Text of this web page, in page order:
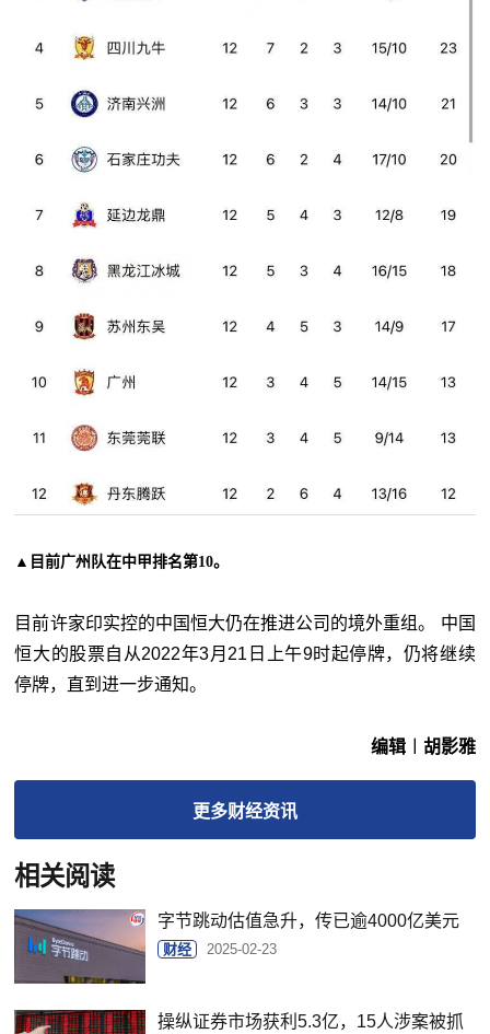
▲目前广州队在中甲排名第10。
目前许家印实控的中国恒大仍在推进公司的境外重组。 中国
恒大的股票自从2022年3月21日上午9时起停牌，仍将继续
停牌，直到进一步通知。
编辑︱胡影雅
更多财经资讯
相关阅读
字节跳动估值急升，传已逾4000亿美元
财经 2025-02-23
操纵证券市场获利5.3亿，15人涉案被抓